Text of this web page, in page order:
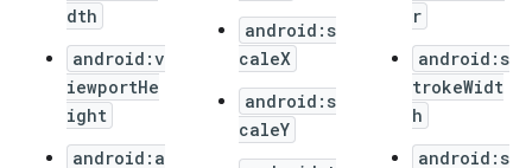
dth
android:v
iewportHe
ight
android:a
android:s
caleX
android:s
caleY
r
android:s
trokeWidt
h
android:s